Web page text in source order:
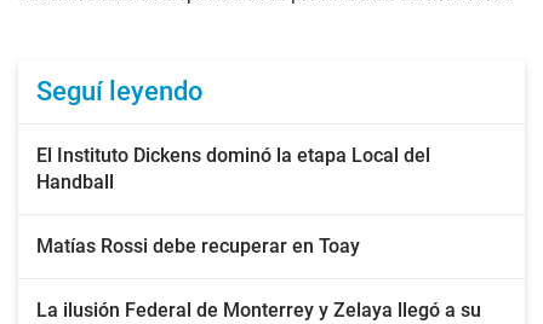
Seguí leyendo
El Instituto Dickens dominó la etapa Local del
Handball
Matías Rossi debe recuperar en Toay
La ilusión Federal de Monterrey y Zelaya llegó a su